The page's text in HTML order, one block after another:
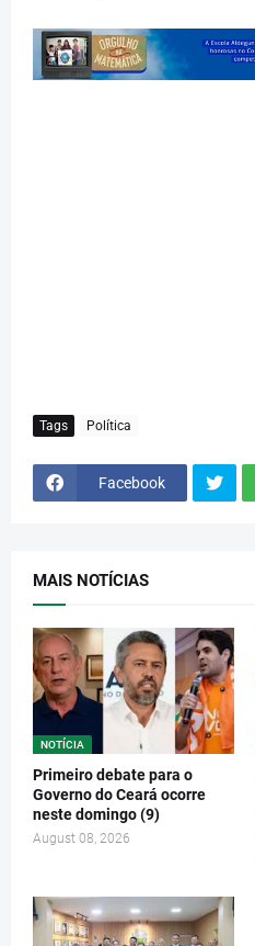
Tags Política
Facebook
MAIS NOTÍCIAS
NOTÍCIA
Primeiro debate para o
Governo do Ceará ocorre
neste domingo (9)
August 08, 2026